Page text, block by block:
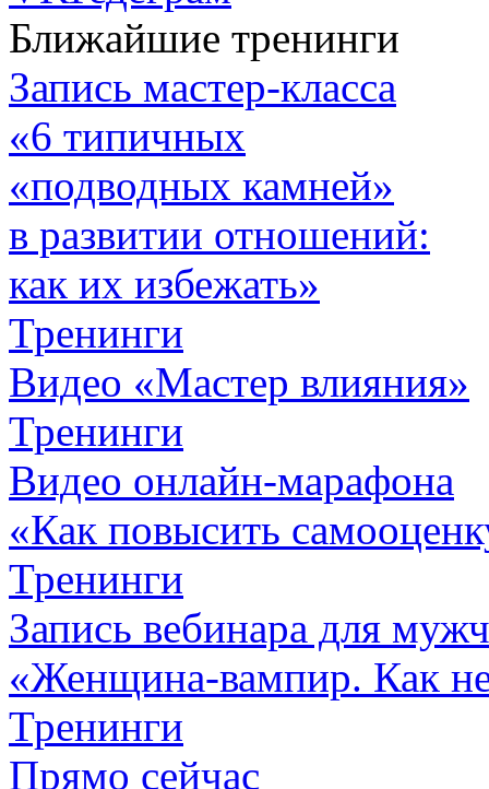
Ближайшие тренинги
Запись мастер-класса
«6 типичных
«подводных камней»
в развитии отношений:
как их избежать»
Тренинги
Видео «Мастер влияния»
Тренинги
Видео онлайн-марафона
«Как повысить
Тренинги
Запись вебинара для
«Женщина-вампир. Как не
Тренинги
Прямо сейчас